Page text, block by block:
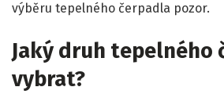
výběru tepelného čerpadla pozor.
Jaký druh tepelného
vybrat?